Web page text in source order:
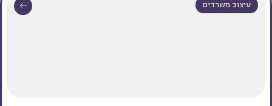
עיצוב משרדים